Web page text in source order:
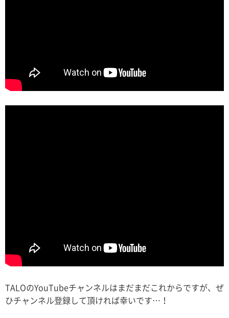
TALOのYouTubeチャンネルはまだまだこれからですが、ぜ
ひチャンネル登録して頂ければ幸いです…！